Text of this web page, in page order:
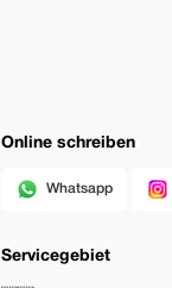
Online schreiben
Whatsapp
Servicegebiet